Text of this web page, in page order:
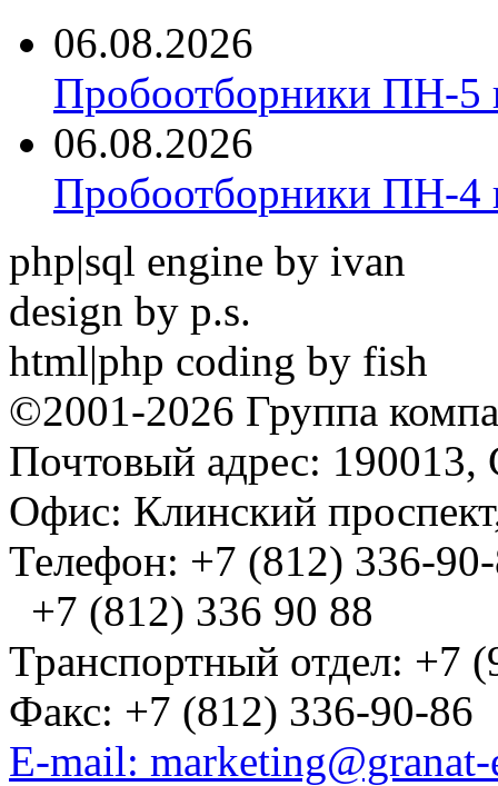
06.08.2026
Пробоотборники ПН-
06.08.2026
Пробоотборники ПН-
php|sql engine by ivan
design by p.s.
html|php coding by fish
©2001-2026 Группа
Почтовый адрес: 190013,
Офис: Клинский
Телефон: +7 (812) 336-
+7 (812) 336 90 88
Транспортный отдел: +7
Факс: +7 (812) 336-90-86
E-mail: